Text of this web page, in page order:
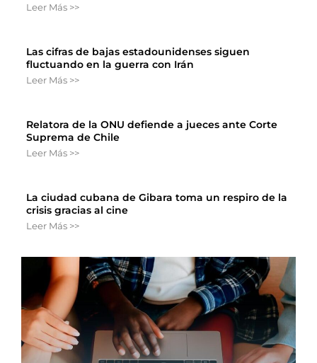
Leer Más >>
Las cifras de bajas estadounidenses siguen
fluctuando en la guerra con Irán
Leer Más >>
Relatora de la ONU defiende a jueces ante Corte
Suprema de Chile
Leer Más >>
La ciudad cubana de Gibara toma un respiro de la
crisis gracias al cine
Leer Más >>